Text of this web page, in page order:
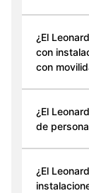
¿El
con
con
¿El
de
¿El